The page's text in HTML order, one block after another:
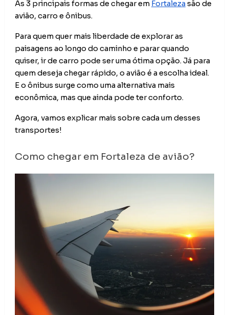
As 3 principais formas de chegar em Fortalezasão de
avião, carro e ônibus.
Para quem quer mais liberdade de explorar as
paisagens ao longo do caminho e parar quando
quiser, ir de carro pode ser uma ótima opção. Já para
quem deseja chegar rápido, o avião é a escolha ideal.
E o ônibus surge como uma alternativa mais
econômica, mas que ainda pode ter conforto.
Agora, vamos explicar mais sobre cada um desses
transportes!
Como chegar em Fortaleza de avião?